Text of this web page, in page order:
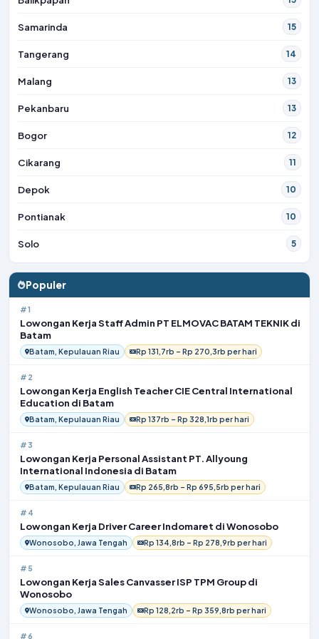
Samarinda 15
Tangerang 14
Malang 13
Pekanbaru 13
Bogor 12
Cikarang 11
Depok 10
Pontianak 10
Solo 5
Populer
#1
Lowongan Kerja Staff Admin PT ELMOVAC BATAM TEKNIK di
Batam
Batam, Kepulauan Riau Rp 131,7rb – Rp 270,3rb per hari
#2
Lowongan Kerja English Teacher CIE Central International
Education di Batam
Batam, Kepulauan Riau Rp 137rb – Rp 328,1rb per hari
#3
Lowongan Kerja Personal Assistant PT. Allyoung
International Indonesia di Batam
Batam, Kepulauan Riau Rp 265,8rb – Rp 695,5rb per hari
#4
Lowongan Kerja Driver Career Indomaret di Wonosobo
Wonosobo, Jawa Tengah Rp 134,8rb – Rp 278,9rb per hari
#5
Lowongan Kerja Sales Canvasser ISP TPM Group di
Wonosobo
Wonosobo, Jawa Tengah Rp 128,2rb – Rp 359,8rb per hari
#6